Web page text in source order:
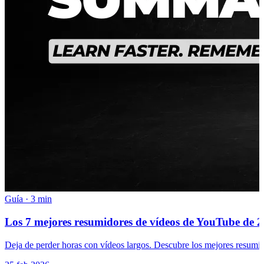
Guía · 3 min
Los 7 mejores resumidores de vídeos de YouTube de
Deja de perder horas con vídeos largos. Descubre los mejores